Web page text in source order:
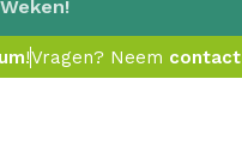
!Vragen? Neem contact